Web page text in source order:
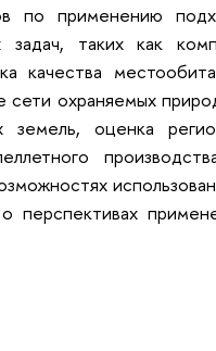
по применению
задач, таких как
качества
сети охраняемых
земель, оценка
перспективах